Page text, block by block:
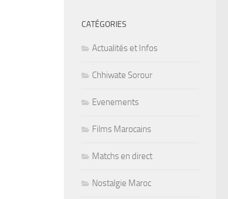
CATÉGORIES
Actualités et Infos
Chhiwate Sorour
Evenements
Films Marocains
Matchs en direct
Nostalgie Maroc